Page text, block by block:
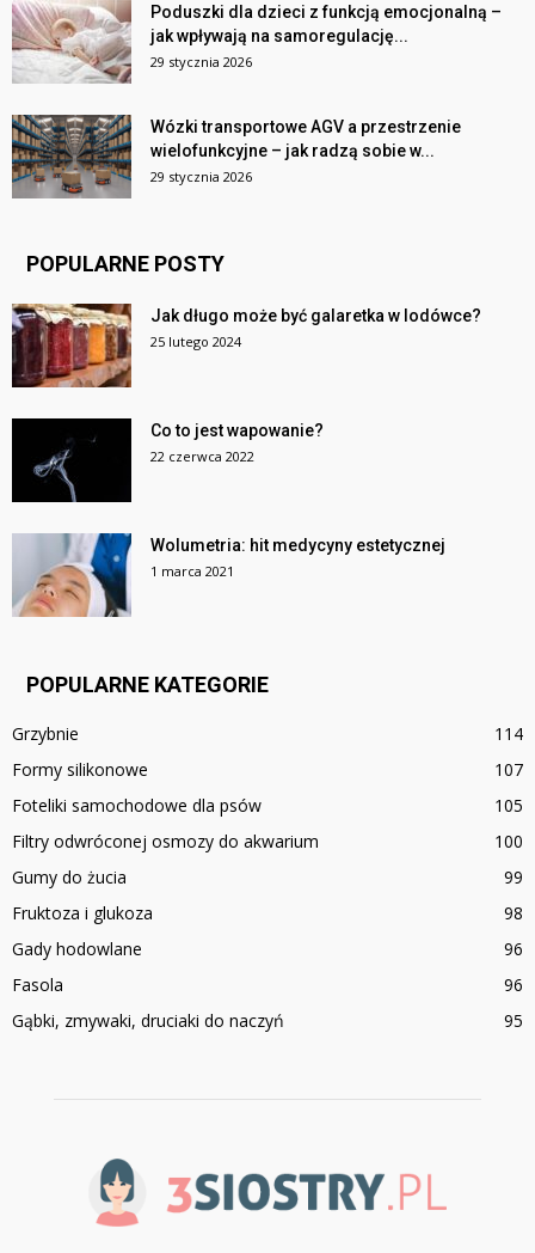
Poduszki dla dzieci z funkcją emocjonalną –
jak wpływają na samoregulację...
29 stycznia 2026
Wózki transportowe AGV a przestrzenie
wielofunkcyjne – jak radzą sobie w...
29 stycznia 2026
POPULARNE POSTY
Jak długo może być galaretka w lodówce?
25 lutego 2024
Co to jest wapowanie?
22 czerwca 2022
Wolumetria: hit medycyny estetycznej
1 marca 2021
POPULARNE KATEGORIE
Grzybnie
114
Formy silikonowe
107
Foteliki samochodowe dla psów
105
Filtry odwróconej osmozy do akwarium
100
Gumy do żucia
99
Fruktoza i glukoza
98
Gady hodowlane
96
Fasola
96
Gąbki, zmywaki, druciaki do naczyń
95